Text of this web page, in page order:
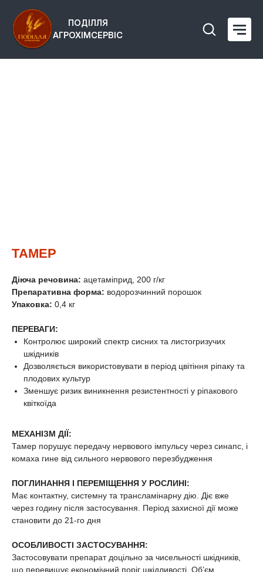
ПОДІЛЛЯ
АГРОХІМСЕРВІС
ТАМЕР
Діюча речовина: ацетаміприд, 200 г/кг
Препаративна форма: водорозчинний порошок
Упаковка: 0,4 кг
ПЕРЕВАГИ:
Контролює широкий спектр сисних та листогризучих
шкідників
Дозволяється використовувати в період цвітіння ріпаку та
плодових культур
Зменшує ризик виникнення резистентності у ріпакового
квіткоїда
МЕХАНІЗМ ДІЇ:
Тамер порушує передачу нервового імпульсу через синапс, і
комаха гине від сильного нервового перезбудження
ПОГЛИНАННЯ І ПЕРЕМІЩЕННЯ У РОСЛИНІ:
Має контактну, системну та трансламінарну дію. Діє вже
через годину після застосування. Період захисної дії може
становити до 21-го дня
ОСОБЛИВОСТІ ЗАСТОСУВАННЯ:
Застосовувати препарат доцільно за чисельності шкідників,
що перевищує економічний поріг шкідливості. Об’єм